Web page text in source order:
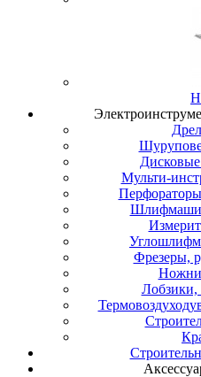
Мульти-
Фрезеры,
Лобзики,